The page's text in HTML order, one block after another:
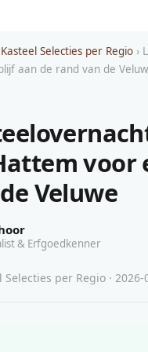
Selecties per Regio ›
aan de rand van de
voor
Veluwe
& Erfgoedkenner
per Regio ·